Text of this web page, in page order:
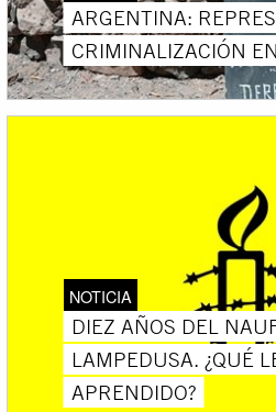
ARGENTINA:
CRIMINALIZACIÓN
NOTICIA
DIEZ AÑOS DEL
LAMPEDUSA. ¿QUÉ
APRENDIDO?